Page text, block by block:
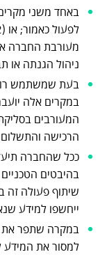
מעורבת החברה
ניהול הגנתה או
בעת שמשתמש
במקרים אלה
המעורבים
הרכישה
ככל שהחברה
בהיבטים
שיתוף פעולה זה
ייחשפו למידע
במקרה שתפר את
למסור את המידע